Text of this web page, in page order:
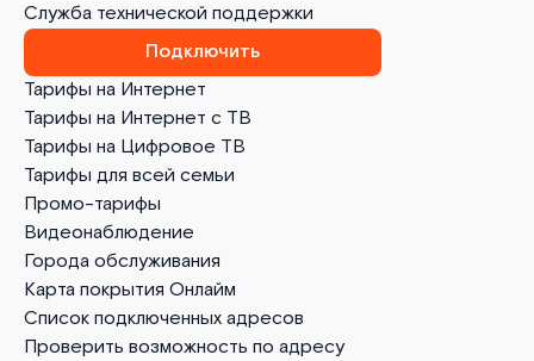
Тарифы на Интернет
Тарифы на Интернет с ТВ
Тарифы на Цифровое ТВ
Тарифы для всей семьи
Промо-тарифы
Видеонаблюдение
Города обслуживания
Карта покрытия Онлайм
Список подключенных адресов
Проверить возможность по адресу
Служба технической поддержки
Подключить